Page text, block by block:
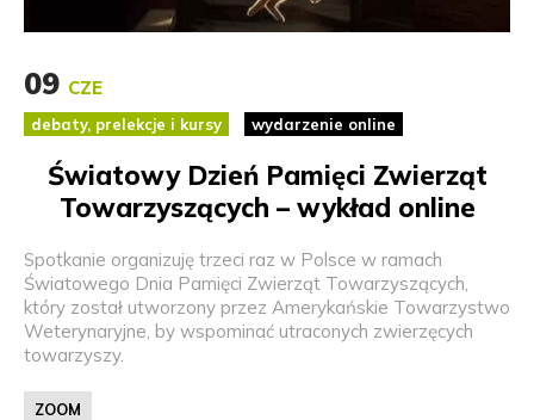
09 CZE
debaty, prelekcje i kursy wydarzenie online
Światowy Dzień Pamięci Zwierząt
Towarzyszących – wykład online
Spotkanie organizuję trzeci raz w Polsce w ramach
Światowego Dnia Pamięci Zwierząt Towarzyszących,
który został utworzony przez Amerykańskie Towarzystwo
Weterynaryjne, by wspominać utraconych zwierzęcych
towarzyszy.
ZOOM